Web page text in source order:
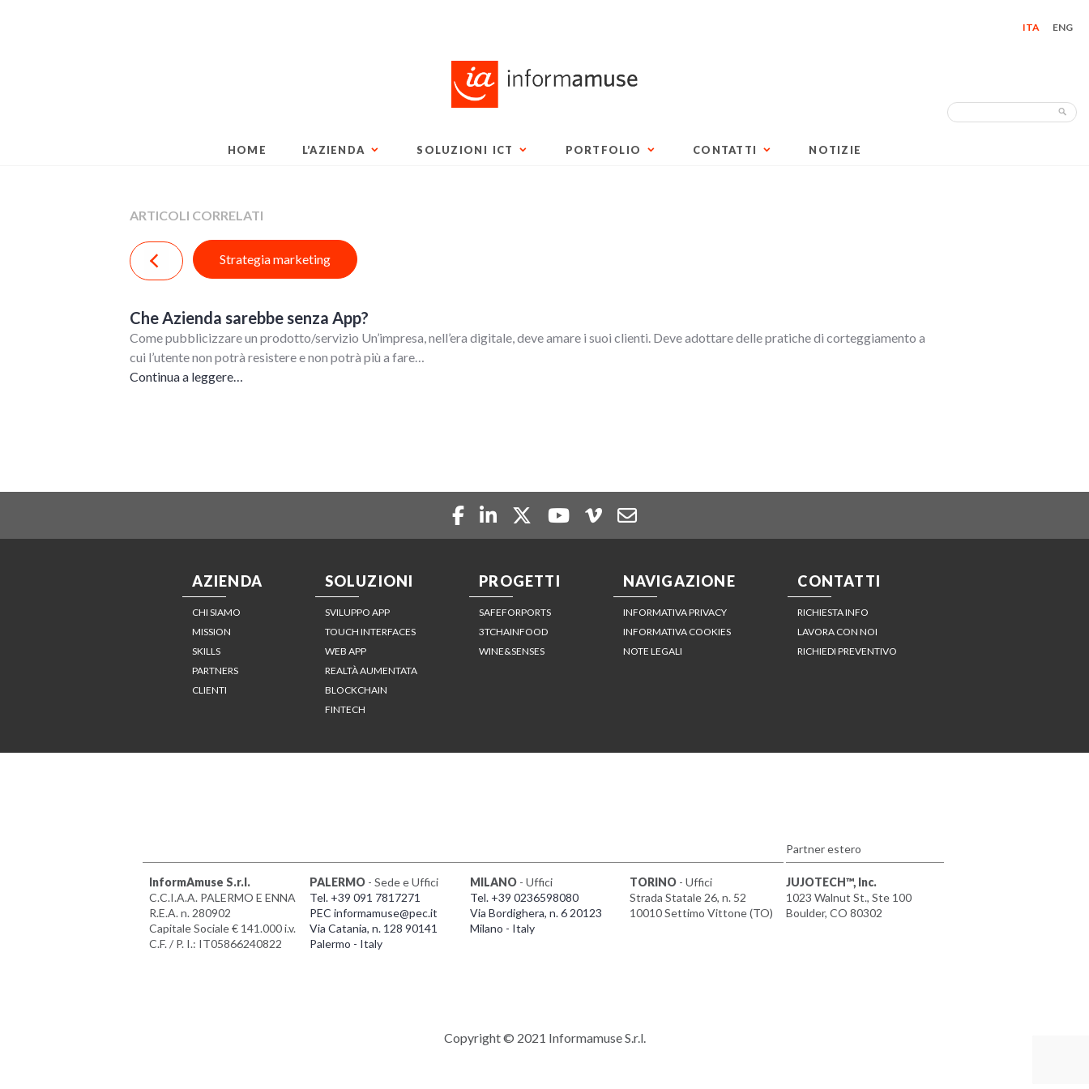
ITA ENG
HOME L’AZIENDA SOLUZIONI ICT PORTFOLIO CONTATTI NOTIZIE
Search
ARTICOLI CORRELATI
Strategia marketing
Che Azienda sarebbe senza App?
Come pubblicizzare un prodotto/servizio Un’impresa, nell’era digitale, deve amare i suoi clienti. Deve adottare delle pratiche di corteggiamento a
cui l’utente non potrà resistere e non potrà più a fare…
Continua a leggere…
AZIENDA
CHI SIAMO
MISSION
SKILLS
PARTNERS
CLIENTI
SOLUZIONI
SVILUPPO APP
TOUCH INTERFACES
WEB APP
REALTÀ AUMENTATA
BLOCKCHAIN
FINTECH
PROGETTI
SAFEFORPORTS
3TCHAINFOOD
WINE&SENSES
NAVIGAZIONE
INFORMATIVA PRIVACY
INFORMATIVA COOKIES
NOTE LEGALI
CONTATTI
RICHIESTA INFO
LAVORA CON NOI
RICHIEDI PREVENTIVO
InformAmuse S.r.l.
C.C.I.A.A. PALERMO E ENNA
R.E.A. n. 280902
Capitale Sociale € 141.000 i.v.
C.F. / P. I.: IT05866240822
PALERMO- Sede e Uffici
Tel. +39 091 7817271
PEC informamuse@pec.it
Via Catania, n. 128 90141
Palermo - Italy
MILANO- Uffici
Tel. +39 0236598080
Via Bordighera, n. 6 20123
Milano - Italy
TORINO - Uffici
Strada Statale 26, n. 52
10010 Settimo Vittone (TO)
Partner estero
JUJOTECH™, Inc.
1023 Walnut St., Ste 100
Boulder, CO 80302
Copyright © 2021 Informamuse S.r.l.